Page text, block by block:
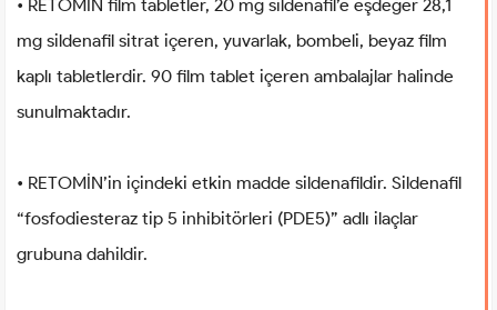
• RETOMİN film tabletler, 20 mg sildenafil’e eşdeğer 28,1
mg sildenafil sitrat içeren, yuvarlak, bombeli, beyaz film
kaplı tabletlerdir. 90 film tablet içeren ambalajlar halinde
sunulmaktadır.
• RETOMİN’in içindeki etkin madde sildenafildir. Sildenafil
“fosfodiesteraz tip 5 inhibitörleri (PDE5)” adlı ilaçlar
grubuna dahildir.